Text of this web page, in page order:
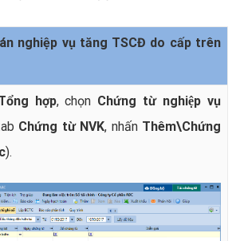
nghiệp vụ tăng TSCĐ do cấp trên
hợp, chọn Chứng từ nghiệp vụ
Chứng từ NVK, nhấn Thêm\Chứng
).